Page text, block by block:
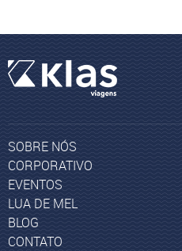
SOBRE NÓS
CORPORATIVO
EVENTOS
LUA DE MEL
BLOG
CONTATO